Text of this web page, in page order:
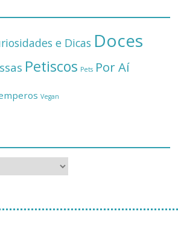
e Dicas Doces
Petiscos Pets Por Aí
Vegan